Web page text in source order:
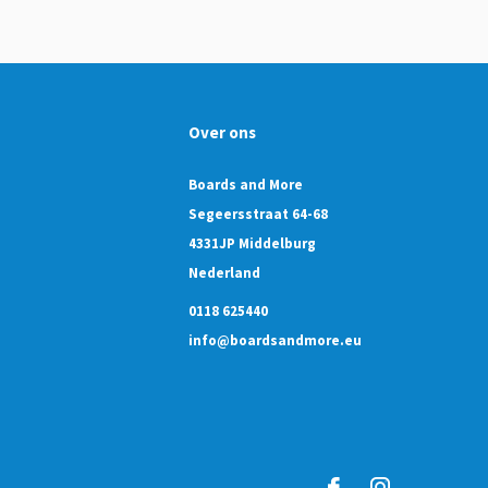
Over ons
Boards and More
Segeersstraat 64-68
4331JP Middelburg
Nederland
0118 625440
info@boardsandmore.eu